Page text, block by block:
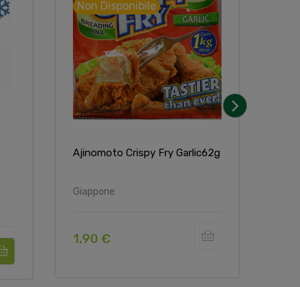
Ajinomoto Crispy Fry Garlic62g
Giappone
Non Disponibile
1,90 €